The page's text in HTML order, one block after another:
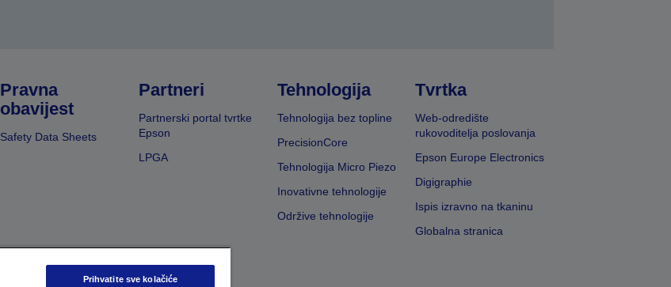
Pravna
obavijest
Safety Data Sheets
Partneri
Partnerski portal tvrtke
Epson
LPGA
Tehnologija
Tehnologija bez topline
PrecisionCore
Tehnologija Micro Piezo
Inovativne tehnologije
Održive tehnologije
Tvrtka
Web-odredište
rukovoditelja poslovanja
Epson Europe Electronics
Digigraphie
Ispis izravno na tkaninu
Globalna stranica
Prihvatite sve kolačiće